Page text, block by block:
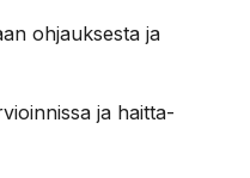
ohjauksesta ja
ja haitta-